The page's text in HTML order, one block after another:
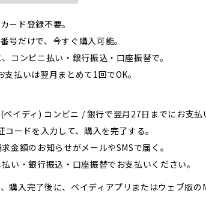
ード登録不要。
号だけで、今すぐ購入可能。
コンビニ払い・銀行振込・口座振替で。
払いは翌月まとめて1回でOK。
イディ) コンビニ / 銀行で翌月27日までにお支
ードを入力して、購入を完了する。
金額のお知らせがメールやSMSで届く。
い・銀行振込・口座振替でお支払いください。
購入完了後に、ペイディアプリまたはウェブ版